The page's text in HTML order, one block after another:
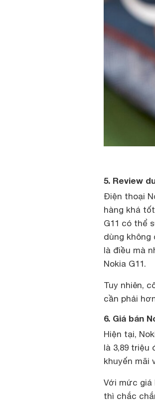
5. Review
Điện thoại
hàng khá
G11 có thể
dùng không
là điều mà
Nokia G11.
Tuy nhiên,
cần phải
6. Giá bán
Hiện tại,
là 3,89 triệu
khuyến mãi
Với mức giá
thì chắc